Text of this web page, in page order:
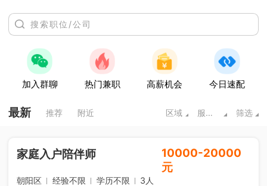
加入群聊 热门兼职 高薪机会 今日速配
最新 推荐 附近 区域 服务业 筛选
家庭入户陪伴师
10000-20000
元
朝阳区 经验不限 学历不限 3人